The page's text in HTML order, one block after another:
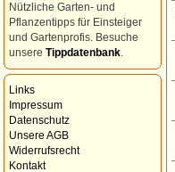
Nützliche Garten- und
Pflanzentipps für Einsteiger
und Gartenprofis. Besuche
unsere Tippdatenbank
Links
Impressum
Datenschutz
Unsere AGB
Widerrufsrecht
Kontakt